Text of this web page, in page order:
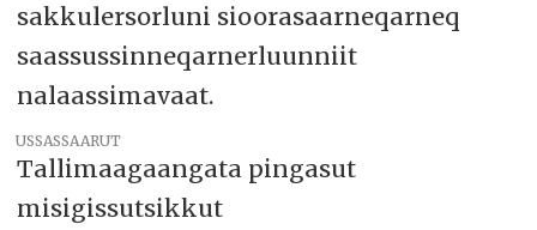
sakkulersorluni sioorasaarneqarneq
saassussinneqarnerluunniit
nalaassimavaat.
USSASSAARUT
Tallimaagaangata pingasut
misigissutsikkut